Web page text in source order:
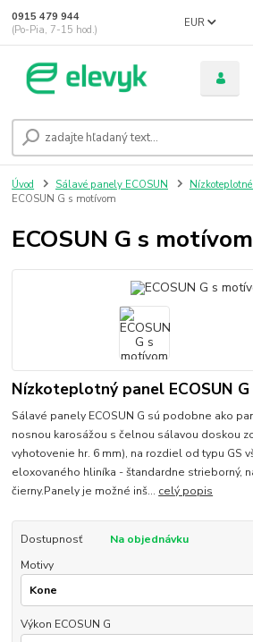
EUR
0915 479 944
(Po-Pia, 7-15 hod.)
Úvod Sálavé panely ECOSUN
ECOSUN G s motívom
ECOSUN G s motívom
Nízkoteplotný panel ECOSUN
Sálavé panely ECOSUN G sú podobne ako
nosnou karosážou s čelnou sálavou doskou
vyhotovenie hr. 6 mm), na rozdiel od typu GS
eloxovaného hliníka - štandardne strieborný,
čierny.Panely je možné inš... celý popis
Dostupnosť
Na objednávku
Motivy
Výkon ECOSUN G